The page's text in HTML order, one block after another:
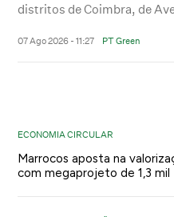
distritos de Coimbra, de
07 Ago 2026 - 11:27 PT Green
ECONOMIA CIRCULAR
Marrocos aposta na
com megaprojeto de 1,3 mil